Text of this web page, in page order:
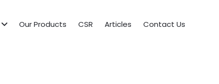
Our Products CSR Articles Contact Us